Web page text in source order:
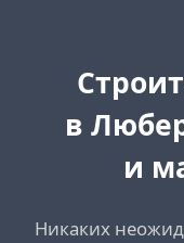
в
и
Никаких